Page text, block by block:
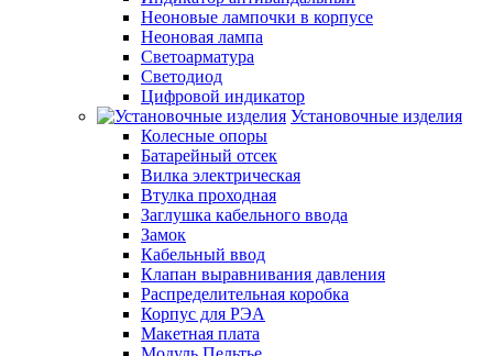
Неоновые лампочки в корпусе
Неоновая лампа
Светоарматура
Светодиод
Цифровой индикатор
Установочные изделия
Колесные опоры
Батарейный отсек
Вилка электрическая
Втулка проходная
Заглушка кабельного ввода
Замок
Кабельный ввод
Клапан выравнивания давления
Распределительная коробка
Корпус для РЭА
Макетная плата